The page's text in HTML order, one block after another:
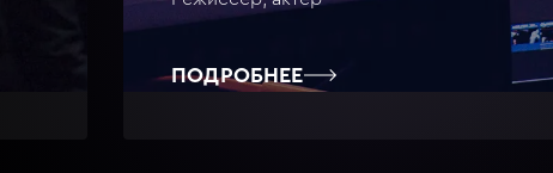
ПОДРОБНЕЕ